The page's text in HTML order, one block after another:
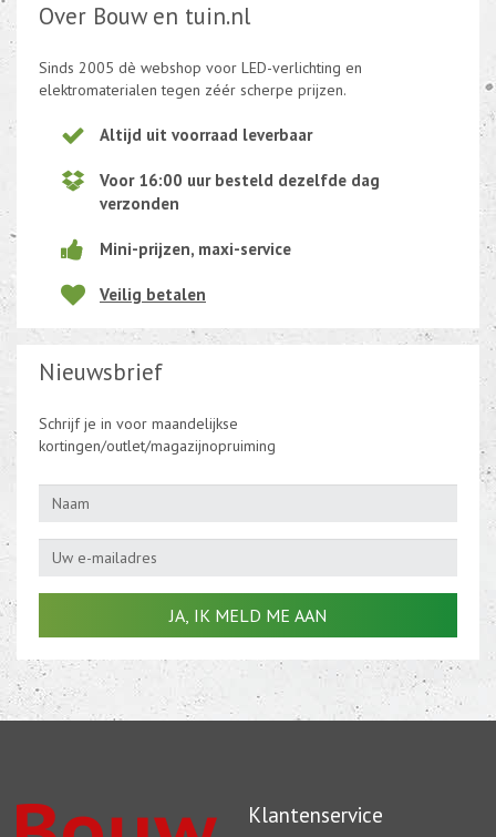
Over Bouw en tuin.nl
Sinds 2005 dè webshop voor LED-verlichting en
elektromaterialen tegen zéér scherpe prijzen.
Altijd uit voorraad leverbaar
Voor 16:00 uur besteld dezelfde dag
verzonden
Mini-prijzen, maxi-service
Veilig betalen
Nieuwsbrief
Schrijf je in voor maandelijkse
kortingen/outlet/magazijnopruiming
Klantenservice